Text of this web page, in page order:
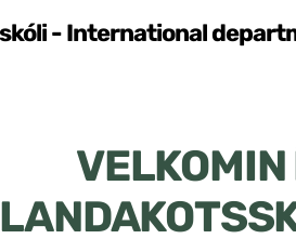
VELKOMIN